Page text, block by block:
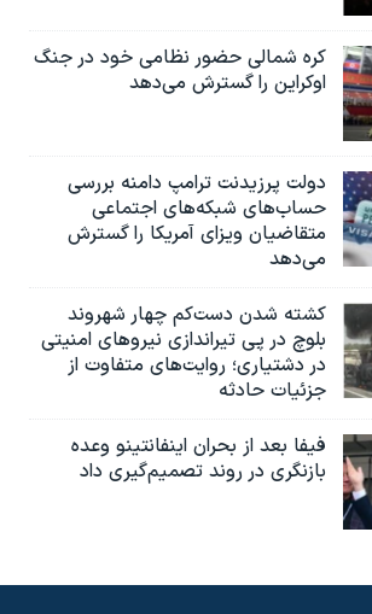
کره شمالی حضور نظامی خود در جنگ
اوکراین را گسترش می‌دهد
دولت پرزیدنت ترامپ دامنه بررسی
حساب‌های شبکه‌های اجتماعی
متقاضیان ویزای آمریکا را گسترش
می‌دهد
کشته شدن دست‌کم چهار شهروند
بلوچ در پی تیراندازی نیروهای امنیتی
در دشتیاری؛ روایت‌های متفاوت از
جزئیات حادثه
فیفا بعد از بحران اینفانتینو وعده
بازنگری در روند تصمیم‌گیری داد